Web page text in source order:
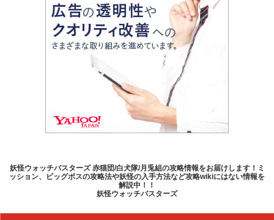
妖怪ウォッチバスターズ 赤猫団/白犬隊/月兎組の攻略情報をお届けします！ミ
ッション、ビッグボスの攻略法や妖怪の入手方法など攻略wikiにはない情報を
解説中！！
妖怪ウォッチバスターズ